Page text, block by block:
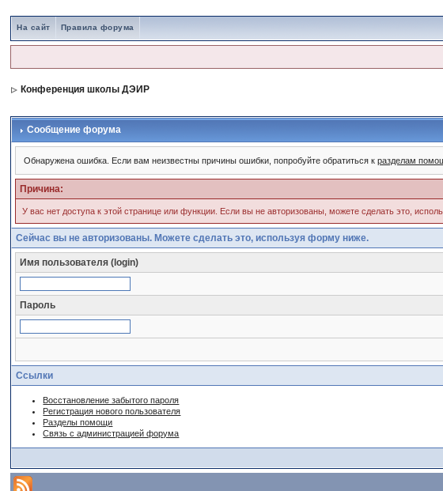
На сайт Правила форума
Конференция школы ДЭИР
Сообщение форума
Обнаружена ошибка. Если вам неизвестны причины ошибки, попробуйте обратиться кразделам
Причина:
У вас нет доступа к этой странице или функции. Если вы не авторизованы, можете сделать это,
Сейчас вы не авторизованы. Можете сделать это, используя форму ниже.
Имя пользователя (login)
Пароль
Ссылки
Восстановление забытого пароля
Регистрация нового пользователя
Разделы помощи
Связь с администрацией форума